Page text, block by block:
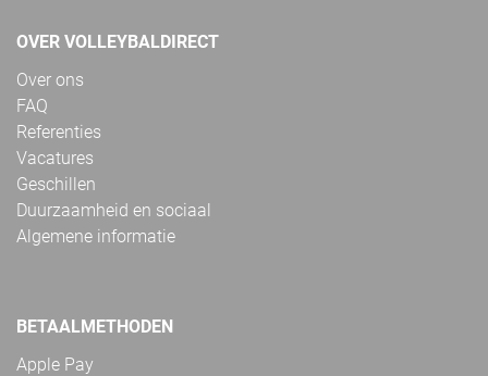
OVER VOLLEYBALDIRECT
Over ons
FAQ
Referenties
Vacatures
Geschillen
Duurzaamheid en sociaal
Algemene informatie
BETAALMETHODEN
Apple Pay